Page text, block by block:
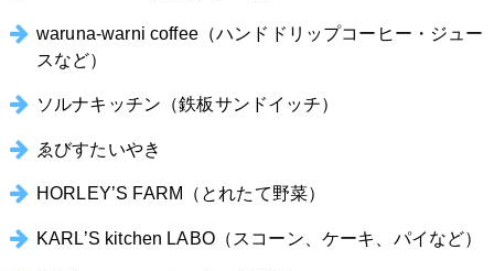
waruna-warni coffee（ハンドドリップコーヒー・ジュー
スなど）
ソルナキッチン（鉄板サンドイッチ）
ゑびすたいやき
HORLEY’S FARM（とれたて野菜）
KARL’S kitchen LABO（スコーン、ケーキ、パイなど）